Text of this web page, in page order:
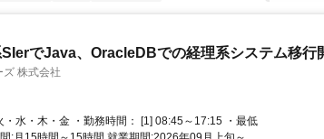
でJava、OracleDBでの経理系システム移行
株式会社
水・木・金 ・勤務時間： [1] 08:45～17:15 ・最低